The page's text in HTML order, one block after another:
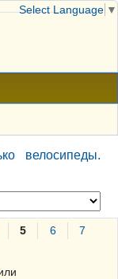
велосипеды.
5 6
7
Select Language ▼